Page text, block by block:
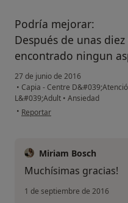
Podría mejorar:
Después de unas
encontrado ningun
27 de junio de 2016
• Capia - Centre
L&#039;Adult • Ansiedad
• en opinión del usuario usuario
Reportar
Miriam Bosch
Muchísimas gracias!
1 de septiembre de 2016